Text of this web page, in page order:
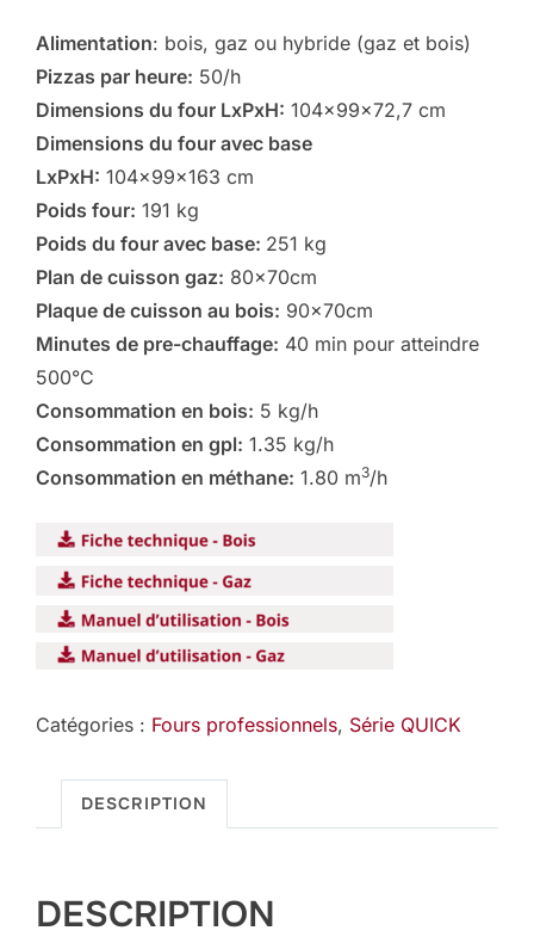
Alimentation: bois, gaz ou hybride (gaz et bois)
Pizzas par heure: 50/h
Dimensions du four LxPxH: 104x99x72,7 cm
Dimensions du four avec base
LxPxH: 104x99x163 cm
Poids four: 191 kg
Poids du four avec base: 251 kg
Plan de cuisson gaz: 80x70cm
Plaque de cuisson au bois: 90x70cm
Minutes de pre-chauffage: 40 min pour atteindre
500°C
Consommation en bois: 5 kg/h
Consommation en gpl: 1.35 kg/h
Consommation en méthane: 1.80 m3/h
Catégories : Fours professionnels, Série QUICK
DESCRIPTION
DESCRIPTION